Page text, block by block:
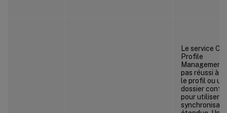
Le service
Profile
Management
pas réussi à
le profil ou un
dossier
pour utiliser la